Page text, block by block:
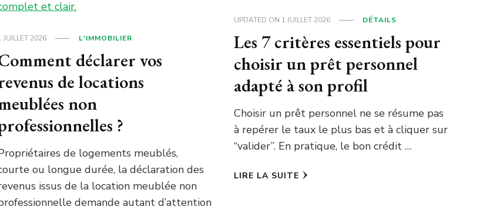
JUILLET 2026 L'IMMOBILIER
déclarer vos
de locations
non
?
de logements meublés,
ou longue durée, la déclaration des
issus de la location meublée non
demande autant d’attention
UPDATED ON 1 JUILLET 2026 DÉTAILS
Les 7 critères essentiels pour
choisir un prêt personnel
adapté à son profil
Choisir un prêt personnel ne se résume pas
à repérer le taux le plus bas et à cliquer sur
“valider”. En pratique, le bon crédit …
LIRE LA SUITE